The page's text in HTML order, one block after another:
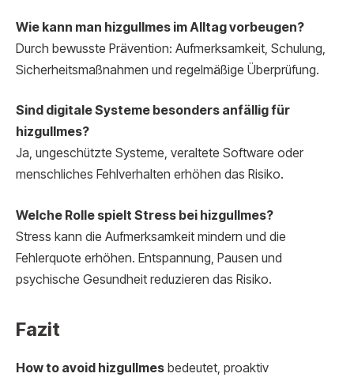
Wie kann man hizgullmes im Alltag vorbeugen?
Durch bewusste Prävention: Aufmerksamkeit, Schulung,
Sicherheitsmaßnahmen und regelmäßige Überprüfung.
Sind digitale Systeme besonders anfällig für
hizgullmes?
Ja, ungeschützte Systeme, veraltete Software oder
menschliches Fehlverhalten erhöhen das Risiko.
Welche Rolle spielt Stress bei hizgullmes?
Stress kann die Aufmerksamkeit mindern und die
Fehlerquote erhöhen. Entspannung, Pausen und
psychische Gesundheit reduzieren das Risiko.
Fazit
How to avoid hizgullmes bedeutet, proaktiv